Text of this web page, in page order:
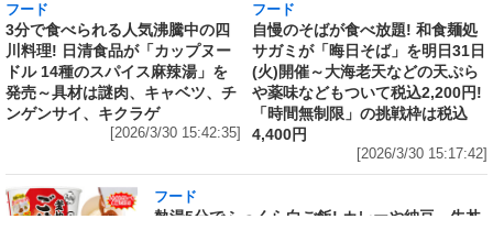
フード
3分で食べられる人気沸騰中の四
川料理! 日清食品が「カップヌー
ドル 14種のスパイス麻辣湯」を
発売～具材は謎肉、キャベツ、チ
ンゲンサイ、キクラゲ
[2026/3/30 15:42:35]
フード
自慢のそばが食べ放題! 和食麺処
サガミが「晦日そば」を明日31日
(火)開催～大海老天などの天ぷら
や薬味などもついて税込2,200円!
「時間無制限」の挑戦枠は税込
4,400円
[2026/3/30 15:17:42]
フード
熱湯5分でふっくら白ご飯! カレーや納豆、牛丼